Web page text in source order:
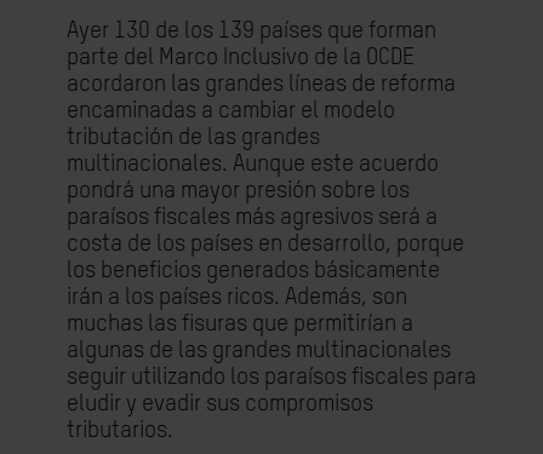
Ayer 130 de los 139 países que forman
parte del Marco Inclusivo de la OCDE
acordaron las grandes líneas de reforma
encaminadas a cambiar el modelo
tributación de las grandes
multinacionales. Aunque este acuerdo
pondrá una mayor presión sobre los
paraísos fiscales más agresivos será a
costa de los países en desarrollo, porque
los beneficios generados básicamente
irán a los países ricos. Además, son
muchas las fisuras que permitirían a
algunas de las grandes multinacionales
seguir utilizando los paraísos fiscales para
eludir y evadir sus compromisos
tributarios.